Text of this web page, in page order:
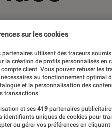
Drones
rien de l’actualité
dossiers et sélections
sur les cookies
partenaires utilisent des traceurs
la création de profils personnalisés en
compte client. Vous pouvez refuser les
au fonctionnement optimal
et la personnalisation des
transactions.
et ses 419 partenaires
identifiants uniques de cookies pour
ou gérer vos préférences en